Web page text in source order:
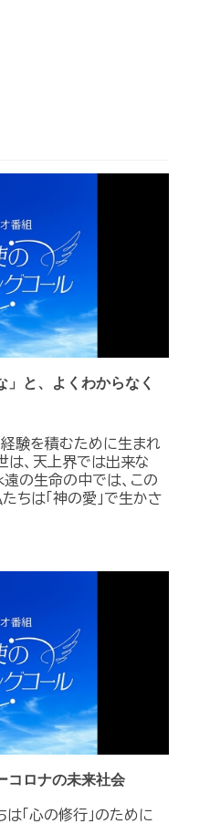
」と、よくわからなく
経験を積むために生まれ
は、天上界では出来な
の生命の中では、この
ちは「神の愛」で生かさ
コロナの未来社会
「心の修行」のために